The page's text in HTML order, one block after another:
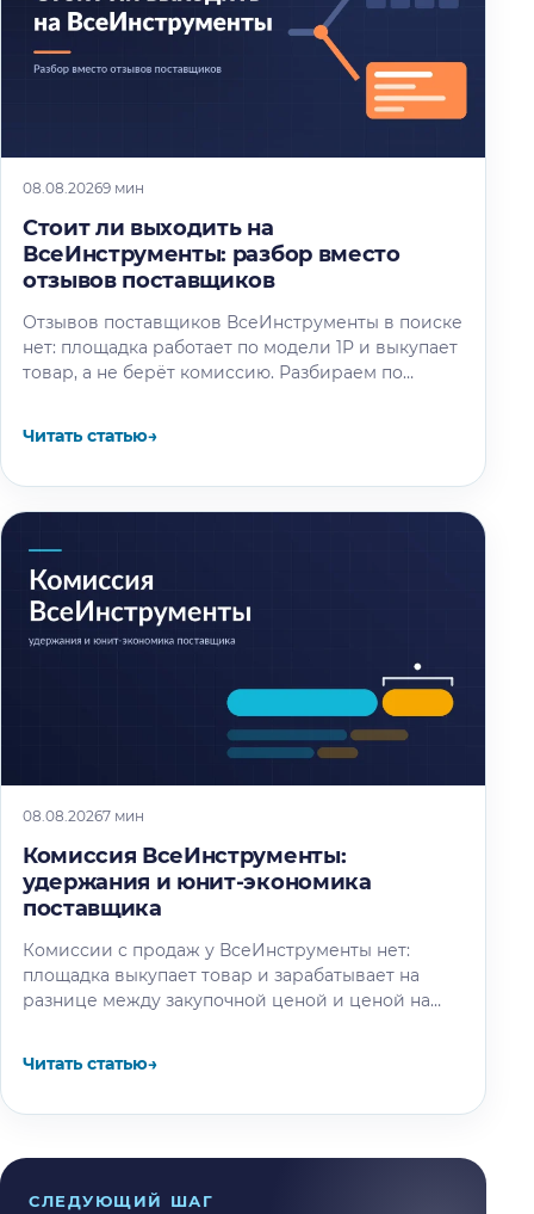
08.08.20269 мин
Стоит ли выходить на
ВсеИнструменты: разбор вместо
отзывов поставщиков
Отзывов поставщиков ВсеИнструменты в поиске
нет: площадка работает по модели 1P и выкупает
товар, а не берёт комиссию. Разбираем по
Читать статью→
08.08.20267 мин
Комиссия ВсеИнструменты:
удержания и юнит-экономика
поставщика
Комиссии с продаж у ВсеИнструменты нет:
площадка выкупает товар и зарабатывает на
разнице между закупочной ценой и ценой на
Читать статью→
СЛЕДУЮЩИЙ ШАГ